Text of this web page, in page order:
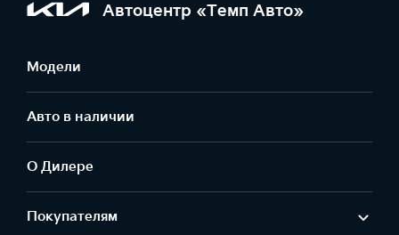
Автоцентр «Темп Авто»
Модели
Авто в наличии
О Дилере
Покупателям